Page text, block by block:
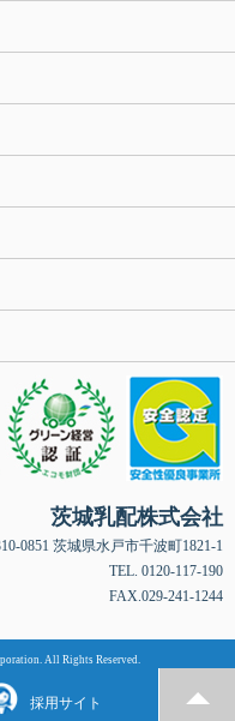
茨城乳配株式会社
0851 茨城県水戸市千波町1821-1
TEL. 0120-117-190
FAX.029-241-1244
All Rights Reserved.
採用サイト